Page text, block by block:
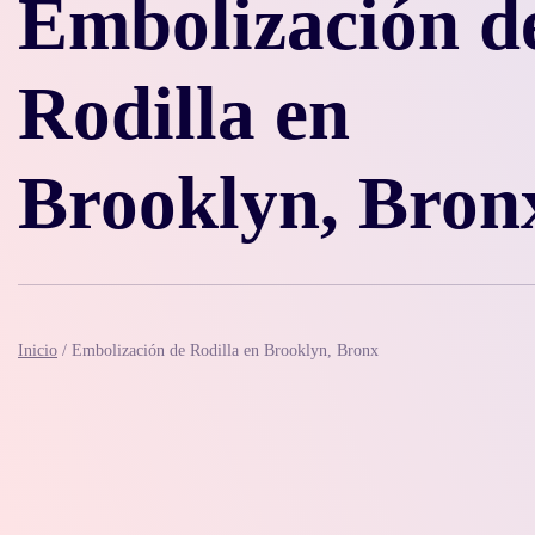
Embolización
Rodilla en
Brooklyn,
Inicio / Embolización de Rodilla en Brooklyn, Bronx